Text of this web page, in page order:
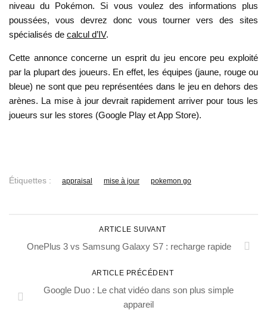
niveau du Pokémon. Si vous voulez des informations plus
poussées, vous devrez donc vous tourner vers des sites
spécialisés de calcul d’IV.
Cette annonce concerne un esprit du jeu encore peu exploité
par la plupart des joueurs. En effet, les équipes (jaune, rouge ou
bleue) ne sont que peu représentées dans le jeu en dehors des
arènes. La mise à jour devrait rapidement arriver pour tous les
joueurs sur les stores (Google Play et App Store).
Étiquettes : appraisal mise à jour pokemon go
ARTICLE SUIVANT
OnePlus 3 vs Samsung Galaxy S7 : recharge rapide
ARTICLE PRÉCÉDENT
Google Duo : Le chat vidéo dans son plus simple
appareil